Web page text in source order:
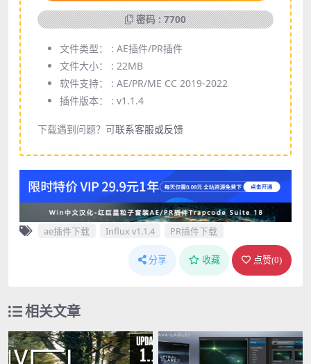
密码 : 7700
文件类型： : AE插件/PR插件
文件大小： : 22MB
软件支持： : AE/PR/ME CC 2019-2022
插件版本： : v1.1.4
下载遇到问题？可联系客服或反馈
ae插件下载 Influx v1.1.4 PR插件下载
分享 收藏 点赞(0)
相关文章